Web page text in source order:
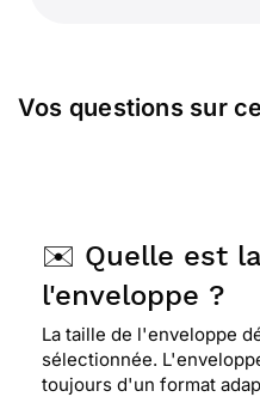
Vos questions sur
✉️ Quelle est
l'enveloppe ?
La taille de l'enveloppe
sélectionnée.
toujours d'un format